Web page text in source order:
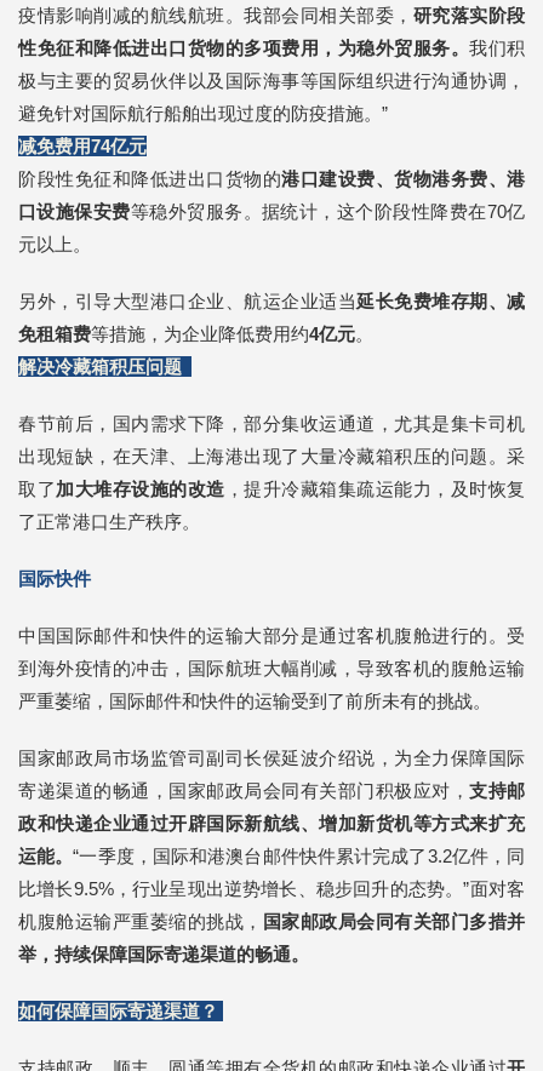
疫情影响削减的航线航班。我部会同相关部委， 研究落实阶段
性免征和降低进出口货物的多项费用，为稳外贸服务。 我们积
极与主要的贸易伙伴以及国际海事等国际组织进行沟通协调，
避免针对国际航行船舶出现过度的防疫措施。”
减免费用74亿元
阶段性免征和降低进出口货物的港口建设费、货物港务费、港
口设施保安费等稳外贸服务。据统计，这个阶段性降费在70亿
元以上。
另外，引导大型港口企业、航运企业适当延长免费堆存期、减
免租箱费等措施，为企业降低费用约4亿元。
解决冷藏箱积压问题
春节前后，国内需求下降，部分集收运通道，尤其是集卡司机
出现短缺，在天津、上海港出现了大量冷藏箱积压的问题。采
取了加大堆存设施的改造 ，提升冷藏箱集疏运能力，及时恢复
了正常港口生产秩序。
国际快件
中国国际邮件和快件的运输大部分是通过客机腹舱进行的。受
到海外疫情的冲击，国际航班大幅削减，导致客机的腹舱运输
严重萎缩，国际邮件和快件的运输受到了前所未有的挑战。
国家邮政局市场监管司副司长侯延波介绍说，为全力保障国际
寄递渠道的畅通，国家邮政局会同有关部门积极应对， 支持邮
政和快递企业通过开辟国际新航线、增加新货机等方式来扩充
运能。“一季度，国际和港澳台邮件快件累计完成了3.2亿件，同
比增长9.5%，行业呈现出逆势增长、稳步回升的态势。”面对客
机腹舱运输严重萎缩的挑战， 国家邮政局会同有关部门多措并
举，持续保障国际寄递渠道的畅通。
如何保障国际寄递渠道？